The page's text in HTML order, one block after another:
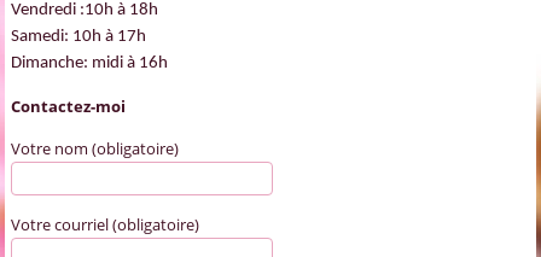
Vendredi :10h à 18h
Samedi: 10h à 17h
Dimanche: midi à 16h
Contactez-moi
Votre nom (obligatoire)
Votre courriel (obligatoire)